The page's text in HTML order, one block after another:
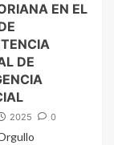
EN EL
DE
2025 0